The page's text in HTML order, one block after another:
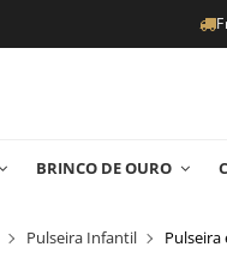
BRINCO DE OURO
Pulseira Infantil